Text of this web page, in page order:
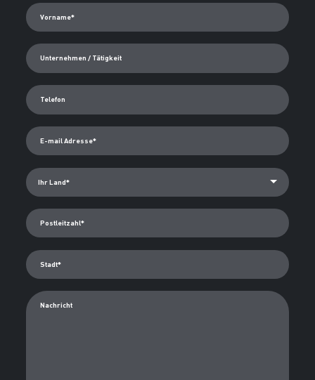
Vorname*
Unternehmen / Tätigkeit
Telefon
E-mail Adresse*
Postleitzahl*
Stadt*
Nachricht